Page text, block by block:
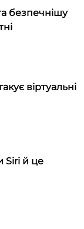
безпечнішу
віртуальні
Siri й це